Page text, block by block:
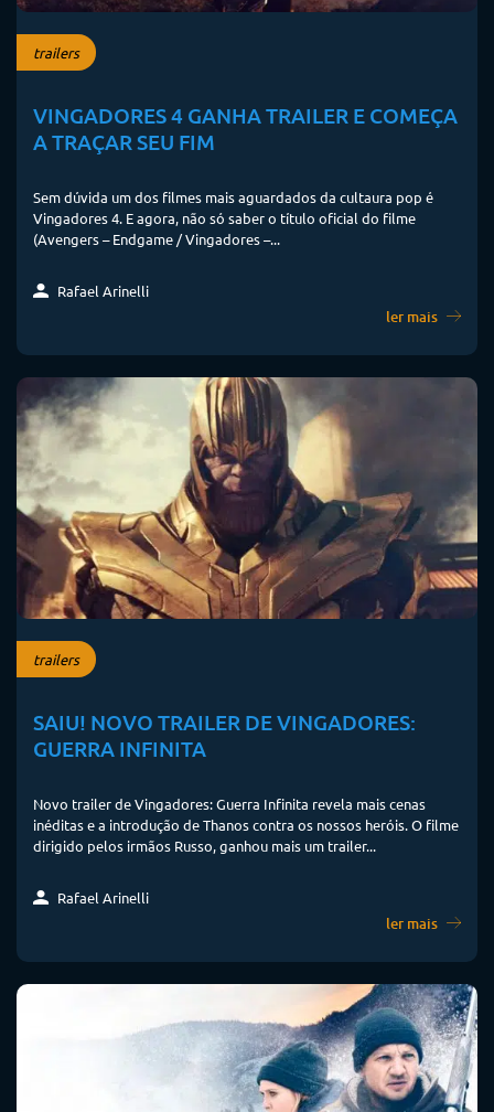
trailers
VINGADORES 4 GANHA TRAILER E COMEÇA
A TRAÇAR SEU FIM
Sem dúvida um dos filmes mais aguardados da cultaura pop é
Vingadores 4. E agora, não só saber o título oficial do filme
(Avengers – Endgame / Vingadores –...
Rafael Arinelli
ler mais
trailers
SAIU! NOVO TRAILER DE VINGADORES:
GUERRA INFINITA
Novo trailer de Vingadores: Guerra Infinita revela mais cenas
inéditas e a introdução de Thanos contra os nossos heróis. O filme
dirigido pelos irmãos Russo, ganhou mais um trailer...
Rafael Arinelli
ler mais